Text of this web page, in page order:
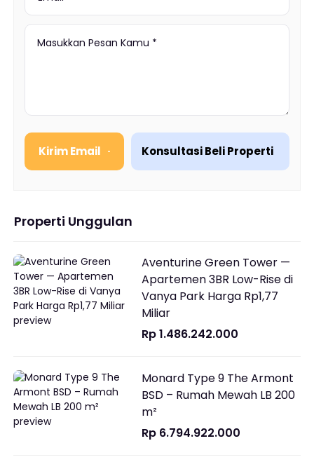
Kirim Email Konsultasi Beli Properti
Properti Unggulan
Aventurine Green Tower —
Apartemen 3BR Low-Rise di
Vanya Park Harga Rp1,77
Miliar
Rp 1.486.242.000
Monard Type 9 The Armont
BSD – Rumah Mewah LB 200
m²
Rp 6.794.922.000